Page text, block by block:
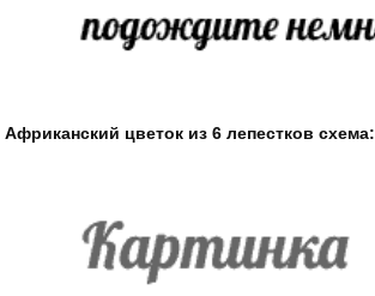
Африканский цветок из 6 лепестков схема: